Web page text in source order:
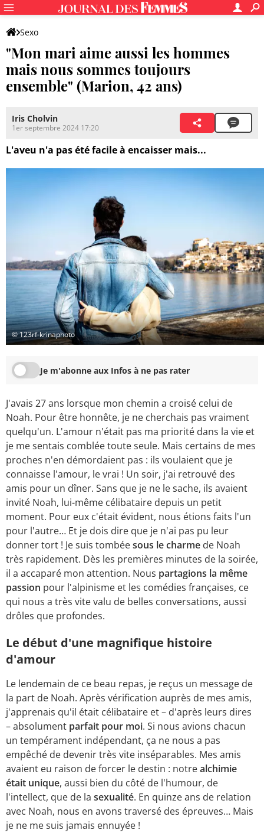
Sexo
"Mon mari aime aussi les hommes
mais nous sommes toujours
ensemble" (Marion, 42 ans)
Iris Cholvin
1er septembre 2024 17:20
L'aveu n'a pas été facile à encaisser mais...
© 123rf-krinaphoto
Je m'abonne aux Infos à ne pas rater
J'avais 27 ans lorsque mon chemin a croisé celui de
Noah. Pour être honnête, je ne cherchais pas vraiment
quelqu'un. L'amour n'était pas ma priorité dans la vie et
je me sentais comblée toute seule. Mais certains de mes
proches n'en démordaient pas : ils voulaient que je
connaisse l'amour, le vrai ! Un soir, j'ai retrouvé des
amis pour un dîner. Sans que je ne le sache, ils avaient
invité Noah, lui-même célibataire depuis un petit
moment. Pour eux c'était évident, nous étions faits l'un
pour l'autre… Et je dois dire que je n'ai pas pu leur
donner tort ! Je suis tombéesous le charme de Noah
très rapidement. Dès les premières minutes de la soirée,
il a accaparé mon attention. Nous partagions la même
passion pour l'alpinisme et les comédies françaises, ce
qui nous a très vite valu de belles conversations, aussi
drôles que profondes.
Le début d'une magnifique histoire
d'amour
Le lendemain de ce beau repas, je reçus un message de
la part de Noah. Après vérification auprès de mes amis,
j'apprenais qu'il était célibataire et – d'après leurs dires
– absolument parfait pour moi. Si nous avions chacun
un tempérament indépendant, ça ne nous a pas
empêché de devenir très vite inséparables. Mes amis
avaient eu raison de forcer le destin : notrealchimie
était unique, aussi bien du côté de l'humour, de
l'intellect, que de la sexualité. En quinze ans de relation
avec Noah, nous en avons traversé des épreuves… Mais
je ne me suis jamais ennuyée !